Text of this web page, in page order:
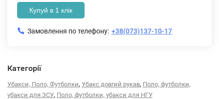
Купуй в 1 клік
Замовлення по телефону: +38(073)137-10-17
Категорії
Убакси, Поло, Футболки, Убакс довгий рукав, Поло, футболки,
убакси для ЗСУ, Поло, футболки, убакси для НГУ